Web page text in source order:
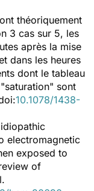
théoriquement
3 cas sur 5, les
après la mise
dans les heures
dont le tableau
sont
10.1078/1438-
electromagnetic
exposed to
of